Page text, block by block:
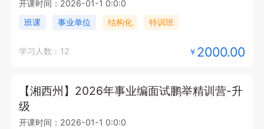
开课时间：2026-01-1 0:0:0
班课 事业单位 结构化 特训班
学习人数：12 ￥ 2000.00
【湘西州】2026年事业编面试鹏举精训营-升
级
开课时间：2026-01-1 0:0:0